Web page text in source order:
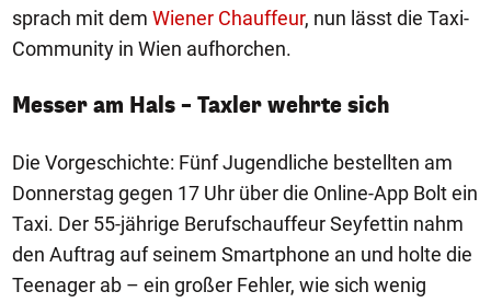
sprach mit dem Wiener Chauffeur, nun lässt die Taxi-
Community in Wien aufhorchen.
Messer am Hals – Taxler wehrte sich
Die Vorgeschichte: Fünf Jugendliche bestellten am
Donnerstag gegen 17 Uhr über die Online-App Bolt ein
Taxi. Der 55-jährige Berufschauffeur Seyfettin nahm
den Auftrag auf seinem Smartphone an und holte die
Teenager ab – ein großer Fehler, wie sich wenig